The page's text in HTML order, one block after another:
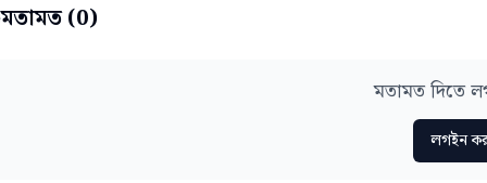
মতামত (0)
মতামত দিতে
লগইন